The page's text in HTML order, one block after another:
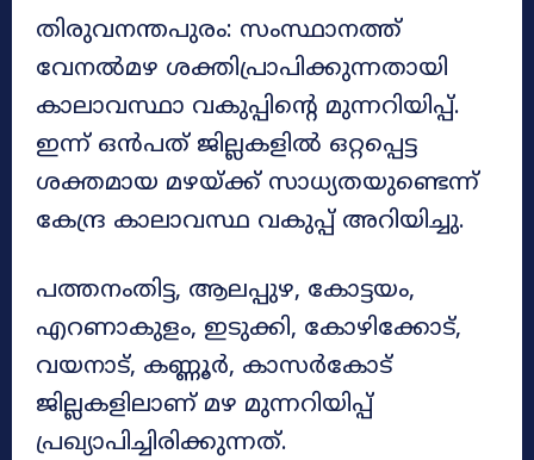
തിരുവനന്തപുരം: സംസ്ഥാനത്ത്
വേനൽമഴ ശക്തിപ്രാപിക്കുന്നതായി
കാലാവസ്ഥാ വകുപ്പിന്റെ മുന്നറിയിപ്പ്.
ഇന്ന് ഒൻപത് ജില്ലകളിൽ ഒറ്റപ്പെട്ട
ശക്തമായ മഴയ്ക്ക് സാധ്യതയുണ്ടെന്ന്
കേന്ദ്ര കാലാവസ്ഥ വകുപ്പ് അറിയിച്ചു.
പത്തനംതിട്ട, ആലപ്പുഴ, കോട്ടയം,
എറണാകുളം, ഇടുക്കി, കോഴിക്കോട്,
വയനാട്, കണ്ണൂർ, കാസർകോട്
ജില്ലകളിലാണ് മഴ മുന്നറിയിപ്പ്
പ്രഖ്യാപിച്ചിരിക്കുന്നത്.